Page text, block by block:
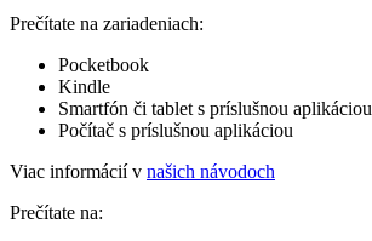
Prečítate na zariadeniach:
Pocketbook
Kindle
Smartfón či tablet s príslušnou aplikáciou
Počítač s príslušnou aplikáciou
Viac informácií v našich návodoch
Prečítate na: